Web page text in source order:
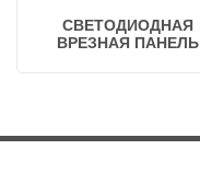
СВЕТОДИОДНАЯ
ВРЕЗНАЯ ПАНЕЛЬ